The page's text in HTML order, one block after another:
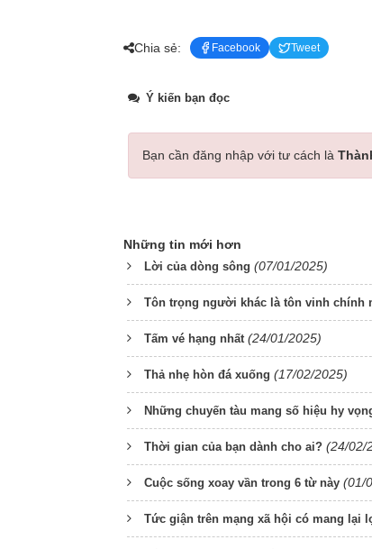
Chia sẻ: Facebook Tweet
Ý kiến bạn đọc
Bạn cần đăng nhập với tư cách là
Những tin mới hơn
Lời của dòng sông (07/01/2025)
Tôn trọng người khác là tôn vinh chính
Tấm vé hạng nhất (24/01/2025)
Thả nhẹ hòn đá xuống (17/02/2025)
Những chuyến tàu mang số hiệu hy
Thời gian của bạn dành cho ai? (24/02/
Cuộc sống xoay vần trong 6 từ này (01/
Tức giận trên mạng xã hội có mang lại